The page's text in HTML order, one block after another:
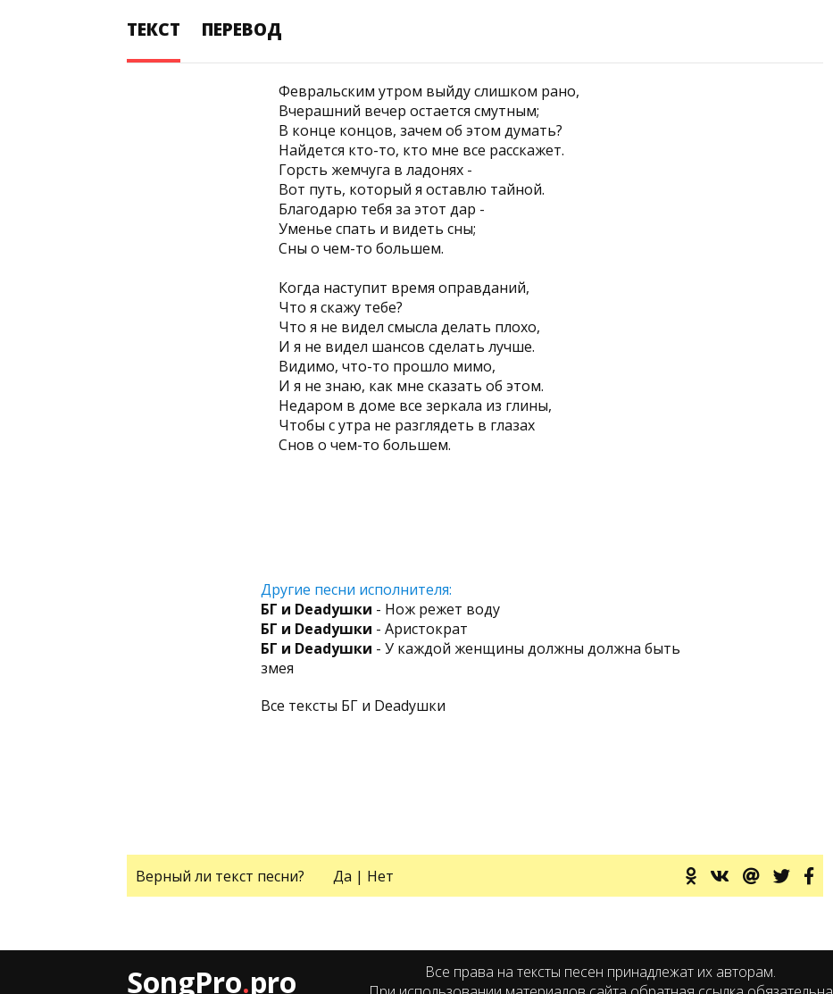
ТЕКСТ
ПЕРЕВОД
Февральским утром выйду слишком рано,
Вчерашний вечер остается смутным;
В конце концов, зачем об этом думать?
Найдется кто-то, кто мне все расскажет.
Горсть жемчуга в ладонях -
Вот путь, который я оставлю тайной.
Благодарю тебя за этот дар -
Уменье спать и видеть сны;
Сны о чем-то большем.
Когда наступит время оправданий,
Что я скажу тебе?
Что я не видел смысла делать плохо,
И я не видел шансов сделать лучше.
Видимо, что-то прошло мимо,
И я не знаю, как мне сказать об этом.
Недаром в доме все зеркала из глины,
Чтобы с утра не разглядеть в глазах
Снов о чем-то большем.
Другие песни исполнителя:
БГ и Deadушки - Нож режет воду
БГ и Deadушки - Аристократ
БГ и Deadушки - У каждой женщины должны должна быть
змея
Все тексты БГ и Deadушки
Верный ли текст песни? Да | Нет
SongPro.pro
Все права на тексты песен принадлежат их авторам.